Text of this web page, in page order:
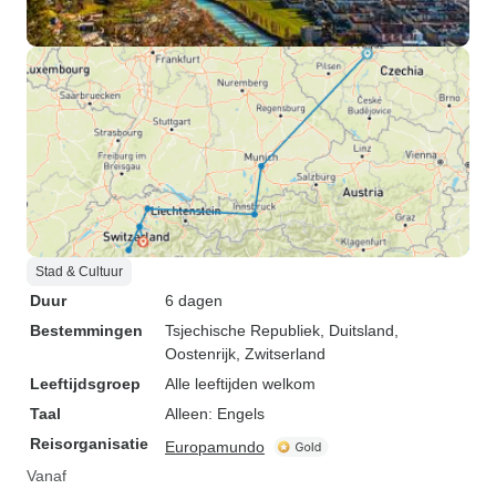
Stad & Cultuur
Duur
6 dagen
Bestemmingen
Tsjechische Republiek , Duitsland
Oostenrijk , Zwitserland
Leeftijdsgroep
Alle leeftijden welkom
Taal
Alleen: Engels
Reisorganisatie
Europamundo
Vanaf